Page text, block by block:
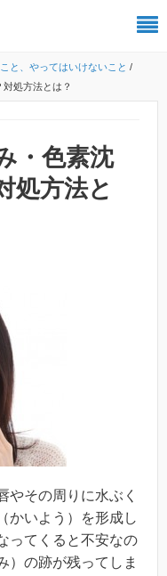
と、やってはいけないこと /
処方法とは？
・色素沈
処方法と
やその周りに水ぶく
かいよう）を形成し
ってくると不安なの
）の跡が残ってしま